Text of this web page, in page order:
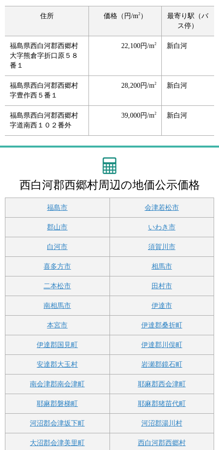
住所 価格（円/m2）
最寄り駅（バ
ス停）
福島県西白河郡西郷村
大字熊倉字折口原５８
番１
22,100円/m2 新白河
福島県西白河郡西郷村
字豊作西５番１
28,200円/m2 新白河
福島県西白河郡西郷村
字道南西１０２番外
39,000円/m2 新白河
西白河郡西郷村周辺の地価公示価格
福島市 会津若松市
郡山市 いわき市
白河市 須賀川市
喜多方市 相馬市
二本松市 田村市
南相馬市 伊達市
本宮市 伊達郡桑折町
伊達郡国見町 伊達郡川俣町
安達郡大玉村 岩瀬郡鏡石町
南会津郡南会津町 耶麻郡西会津町
耶麻郡磐梯町 耶麻郡猪苗代町
河沼郡会津坂下町 河沼郡湯川村
大沼郡会津美里町 西白河郡西郷村